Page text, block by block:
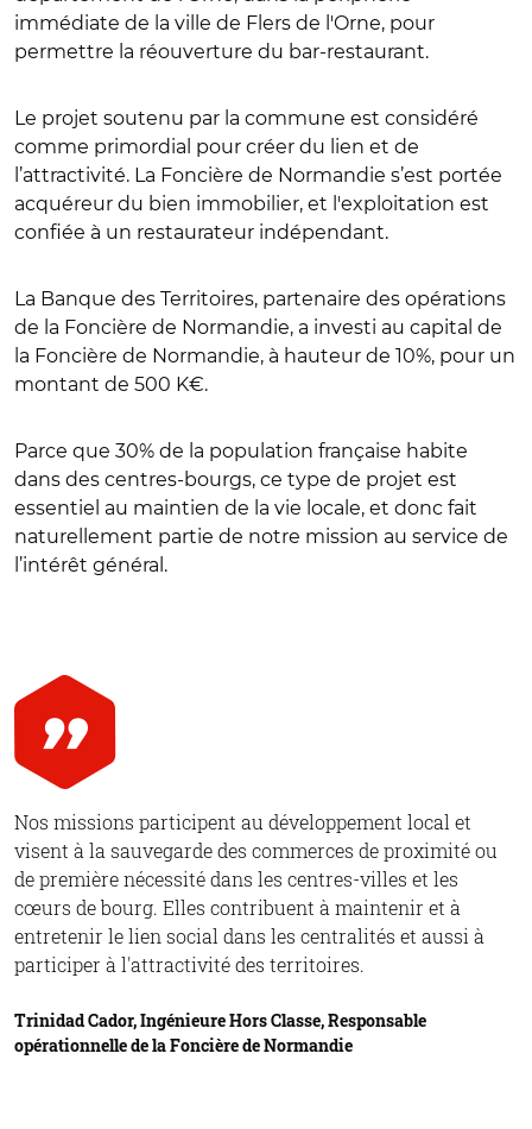
immédiate de la ville de Flers de l'Orne, pour
permettre la réouverture du bar-restaurant.
Le projet soutenu par la commune est considéré
comme primordial pour créer du lien et de
l’attractivité. La Foncière de Normandie s’est portée
acquéreur du bien immobilier, et l'exploitation est
confiée à un restaurateur indépendant.
La Banque des Territoires, partenaire des opérations
de la Foncière de Normandie, a investi au capital de
la Foncière de Normandie, à hauteur de 10%, pour un
montant de 500 K€.
Parce que 30% de la population française habite
dans des centres-bourgs, ce type de projet est
essentiel au maintien de la vie locale, et donc fait
naturellement partie de notre mission au service de
l’intérêt général.
Nos missions participent au développement local et
visent à la sauvegarde des commerces de proximité ou
de première nécessité dans les centres-villes et les
cœurs de bourg. Elles contribuent à maintenir et à
entretenir le lien social dans les centralités et aussi à
participer à l'attractivité des territoires.
Trinidad Cador, Ingénieure Hors Classe, Responsable
opérationnelle de la Foncière de Normandie